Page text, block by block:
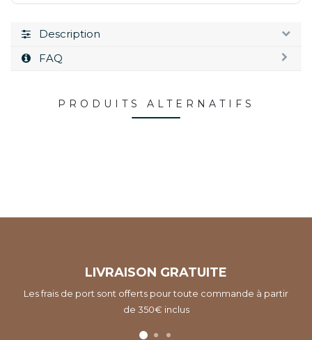
Description
FAQ
PRODUITS ALTERNATIFS
LIVRAISON GRATUITE
Les frais de port sont offerts pour toute commande à partir
de 350€ inclus